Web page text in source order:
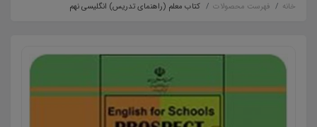
خانه فهرست محصولات کتاب معلم (راهنمای تدریس) انگلیسی نهم